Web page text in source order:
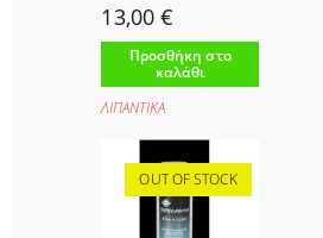
13,00€
Προσθήκη στο
καλάθι
ΛΙΠΑΝΤΙΚΑ
OUT OF STOCK